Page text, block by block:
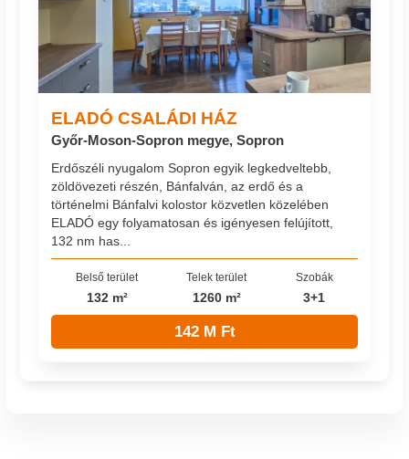
ELADÓ CSALÁDI HÁZ
Győr-Moson-Sopron megye, Sopron
Erdőszéli nyugalom Sopron egyik legkedveltebb,
zöldövezeti részén, Bánfalván, az erdő és a
történelmi Bánfalvi kolostor közvetlen közelében
ELADÓ egy folyamatosan és igényesen felújított,
132 nm has...
Belső terület
132 m²
Telek terület
1260 m²
Szobák
3+1
142 M Ft